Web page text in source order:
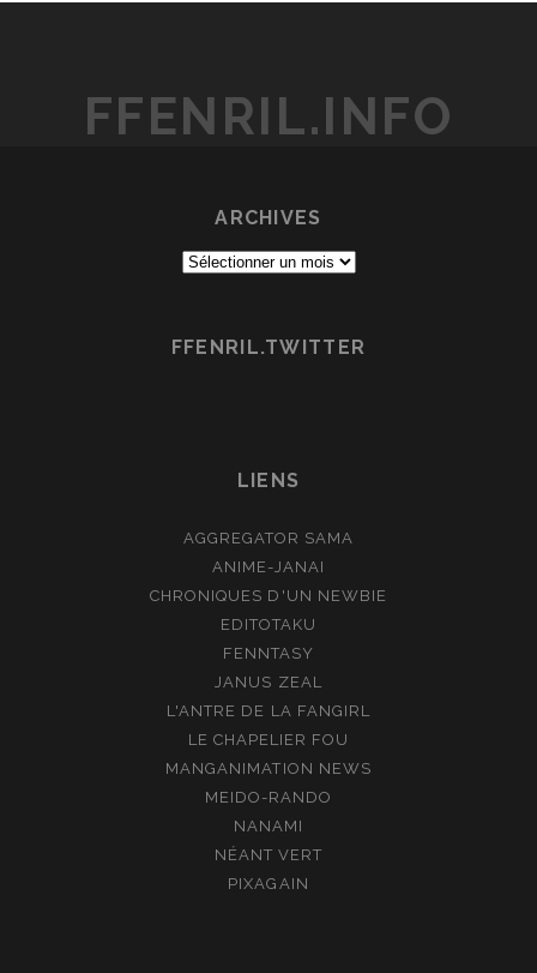
FFENRIL.INFO
ARCHIVES
Archives
FFENRIL.TWITTER
LIENS
AGGREGATOR SAMA
ANIME-JANAI
CHRONIQUES D'UN NEWBIE
EDITOTAKU
FENNTASY
JANUS ZEAL
L'ANTRE DE LA FANGIRL
LE CHAPELIER FOU
MANGANIMATION NEWS
MEIDO-RANDO
NANAMI
NÉANT VERT
PIXAGAIN